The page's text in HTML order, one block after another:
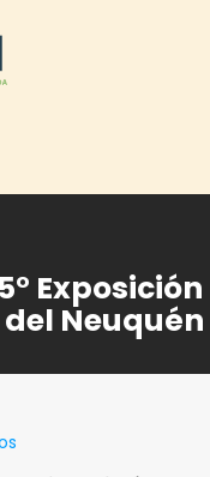
Exposición
Neuquén